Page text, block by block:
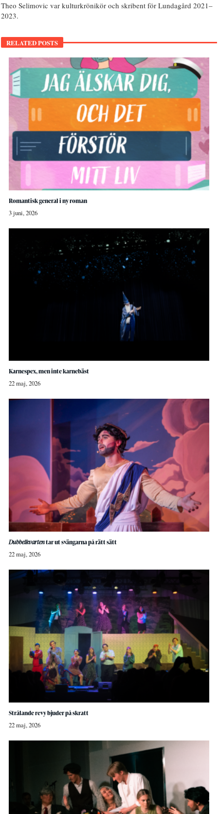
Theo Selimovic var kulturkrönikör och skribent för Lundagård 2021–
2023.
RELATED POSTS
Romantisk general i ny roman
3 juni, 2026
Karnespex, men inte karnebäst
22 maj, 2026
Dubbelkvartentar ut svängarna på rätt sätt
22 maj, 2026
Strålande revy bjuder på skratt
22 maj, 2026